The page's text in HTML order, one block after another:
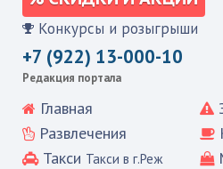
Конкурсы и розыгрыши
+7 (922) 13-000-10
Редакция портала
Главная
Развлечения
Такси Такси в г.Реж